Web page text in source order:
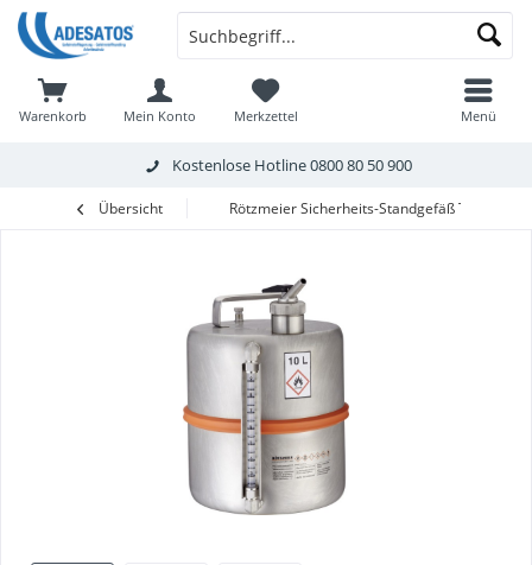
Kostenlose Hotline0800 80 50 900
Warenkorb Merkzettel
Mein Konto Menü
Übersicht Rötzmeier Sicherheits-Standgefäß Typ 10DI,